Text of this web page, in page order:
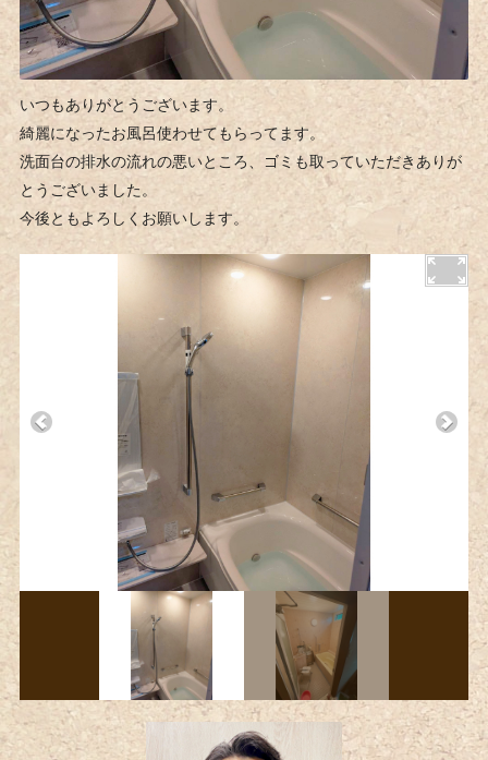
いつもありがとうございます。
綺麗になったお風呂使わせてもらってます。
洗面台の排水の流れの悪いところ、ゴミも取っていただきありが
とうございました。
今後ともよろしくお願いします。